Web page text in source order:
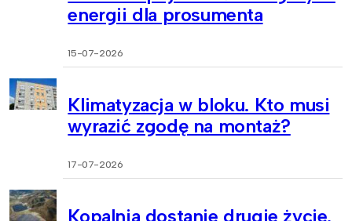
energii dla prosumenta
15-07-2026
Klimatyzacja w bloku. Kto musi
wyrazić zgodę na montaż?
17-07-2026
Kopalnia dostanie drugie życie.